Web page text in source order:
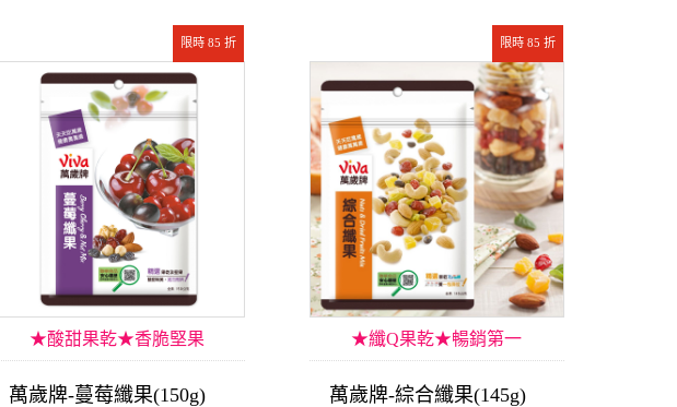
限時 85 折
★酸甜果乾★香脆堅果
萬歲牌-蔓莓纖果(150g)
限時 85 折
★纖Q果乾★暢銷第一
萬歲牌-綜合纖果(145g)